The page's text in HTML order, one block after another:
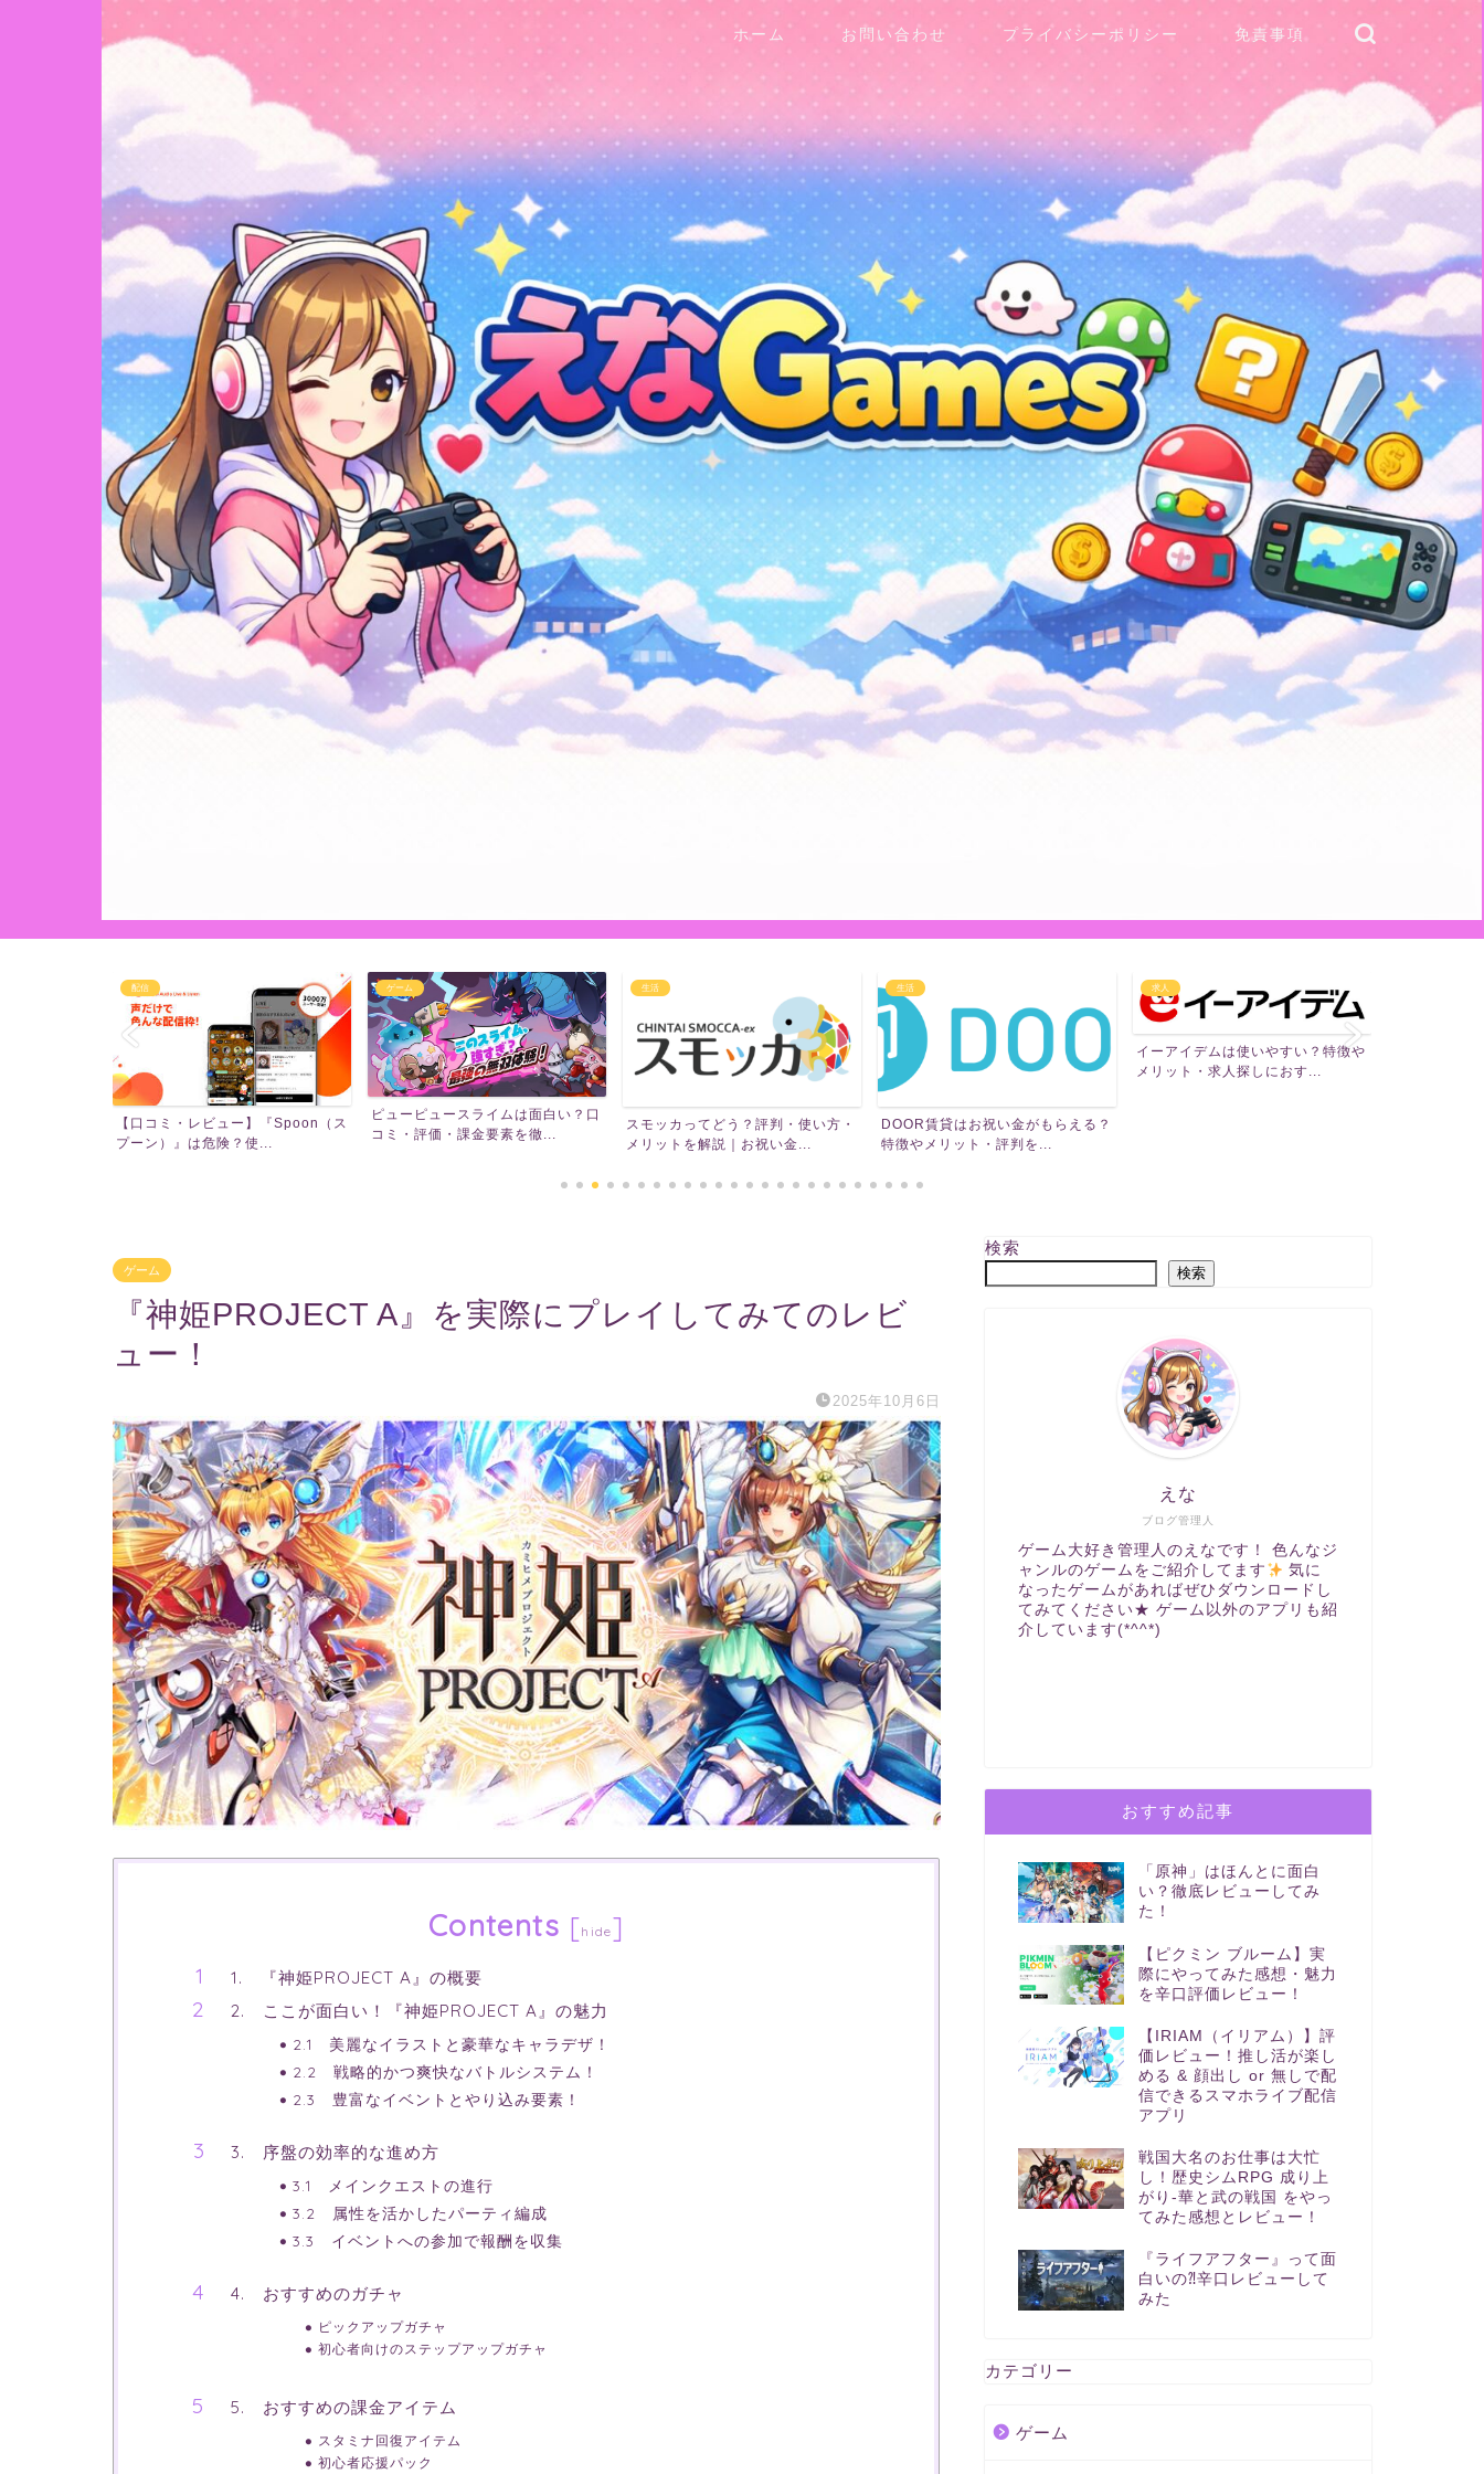
ホーム お問い合わせ プライバシーポリシー 免責事項
ゲーム
ピューピュースライムは面白い？口
コミ・評価・課金要素を徹...
生活
スモッカってどう？評判・使い方・
メリットを解説｜お祝い金...
生活
DOOR賃貸はお祝い金がもらえる？
特徴やメリット・評判を...
求人
イーアイデムは使いやすい？特徴や
メリット・求人探しにおす...
ゲーム
ゲーム
『神姫PROJECT A』を実際にプレイしてみてのレビ
ュー！
2025年10月6日
Contents [hide]
1. 『神姫PROJECT A』の概要
2. ここが面白い！『神姫PROJECT A』の魅力
2.1 美麗なイラストと豪華なキャラデザ！
2.2 戦略的かつ爽快なバトルシステム！
2.3 豊富なイベントとやり込み要素！
3. 序盤の効率的な進め方
3.1 メインクエストの進行
3.2 属性を活かしたパーティ編成
3.3 イベントへの参加で報酬を収集
4. おすすめのガチャ
ピックアップガチャ
初心者向けのステップアップガチャ
5. おすすめの課金アイテム
スタミナ回復アイテム
初心者応援パック
検索
検索
ブログ管理人
えな
ゲーム大好き管理人のえなです！ 色んなジ
ャンルのゲームをご紹介してます
気に
なったゲームがあればぜひダウンロードし
てみてください★ ゲーム以外のアプリも紹
介しています(*^^*)
おすすめ記事
「原神」はほんとに面白
い？徹底レビューしてみ
た！
【ピクミン ブルーム】実
際にやってみた感想・魅力
を辛口評価レビュー！
【IRIAM（イリアム）】評
価レビュー！推し活が楽し
める & 顔出し or 無しで配
信できるスマホライブ配信
アプリ
戦国大名のお仕事は大忙
し！歴史シムRPG 成り上
がり-華と武の戦国 をやっ
てみた感想とレビュー！
『ライフアフター』って面
白いの⁈辛口レビューして
みた
カテゴリー
ゲーム